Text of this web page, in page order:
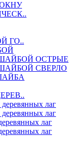
ГО..
ОСТРЫЕ
СВЕРЛО
лаг
лаг
лаг
лаг